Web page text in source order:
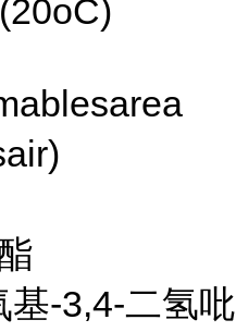
基-3,4-二氢吡